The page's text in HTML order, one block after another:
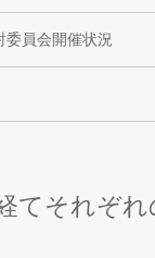
委員会開催状況
てそれぞ